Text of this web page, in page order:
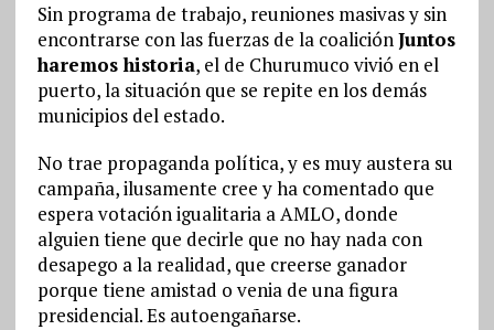
Sin programa de trabajo, reuniones masivas y sin
encontrarse con las fuerzas de la coaliciónJuntos
haremos historia, el de Churumuco vivió en el
puerto, la situación que se repite en los demás
municipios del estado.
No trae propaganda política, y es muy austera su
campaña, ilusamente cree y ha comentado que
espera votación igualitaria a AMLO, donde
alguien tiene que decirle que no hay nada con
desapego a la realidad, que creerse ganador
porque tiene amistad o venia de una figura
presidencial. Es autoengañarse.